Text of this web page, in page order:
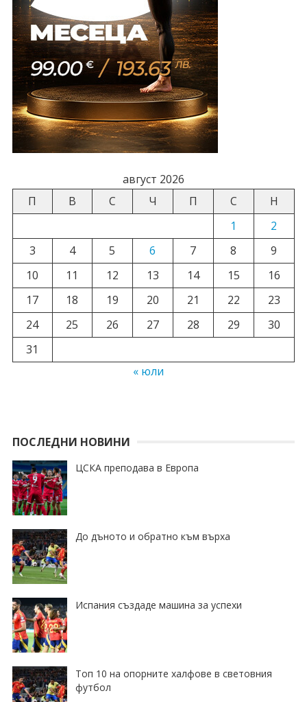
август 2026
П
В С Ч П С
Н
1
2
3
4 5 6 7 8
9
10
11 12 13 14 15
16
17
18 19 20 21 22
23
24
25 26 27 28 29
30
31
« юли
ПОСЛЕДНИ НОВИНИ
ЦСКА преподава в Европа
До дъното и обратно към върха
Испания създаде машина за успехи
Топ 10 на опорните халфове в световния
футбол